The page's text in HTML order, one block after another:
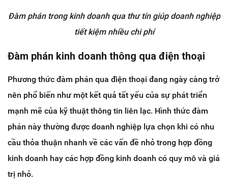
Đàm phán trong kinh doanh qua thư tín giúp doanh nghiệp
tiết kiệm nhiều chi phí
Đàm phán kinh doanh thông qua điện thoại
Phương thức đàm phán qua điện thoại đang ngày càng trở
nên phổ biến như một kết quả tất yếu của sự phát triển
mạnh mẽ của kỹ thuật thông tin liên lạc. Hình thức đàm
phán này thường được doanh nghiệp lựa chọn khi có nhu
cầu thỏa thuận nhanh về các vấn đề nhỏ trong hợp đồng
kinh doanh hay các hợp đồng kinh doanh có quy mô và giá
trị nhỏ.